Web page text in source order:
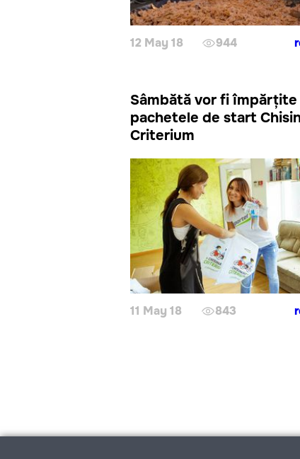
12 May 18 944
Sâmbătă vor fi împărțite
pachetele de start
Criterium
11 May 18 843